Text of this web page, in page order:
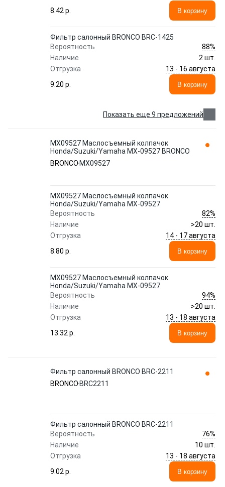
8.42 p. В корзину
Фильтр салонный BRONCO BRC-1425
Вероятность
88%
Наличие
2 шт.
Отгрузка
13 - 16 августа
9.20 p.
В корзину
Показать еще 9 предложений
MX09527 Маслосъемный колпачок
Honda/Suzuki/Yamaha MX-09527 BRONCO
BRONCO MX09527
MX09527 Маслосъемный колпачок
Honda/Suzuki/Yamaha MX-09527
Вероятность
82%
Наличие
>20 шт.
Отгрузка
14 - 17 августа
8.80 p.
В корзину
MX09527 Маслосъемный колпачок
Honda/Suzuki/Yamaha MX-09527
Вероятность
94%
Наличие
>20 шт.
Отгрузка
13 - 18 августа
13.32 p.
В корзину
Фильтр салонный BRONCO BRC-2211
BRONCO BRC2211
Фильтр салонный BRONCO BRC-2211
Вероятность
76%
Наличие
10 шт.
Отгрузка
13 - 18 августа
9.02 p.
В корзину